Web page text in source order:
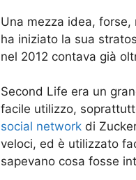
Una mezza idea,
ha iniziato la sua
nel 2012 contava già
Second Life era un
facile utilizzo,
social network di
veloci, ed è utilizzato
sapevano cosa fosse